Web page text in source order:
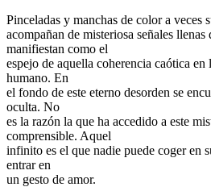
Pinceladas y manchas de color a veces
acompañan de misteriosa señales
manifiestan como el
espejo de aquella coherencia caótica
humano. En
el fondo de este eterno desorden se
oculta. No
es la razón la que ha accedido a este
comprensible. Aquel
infinito es el que nadie puede coger en
entrar en
un gesto de amor.